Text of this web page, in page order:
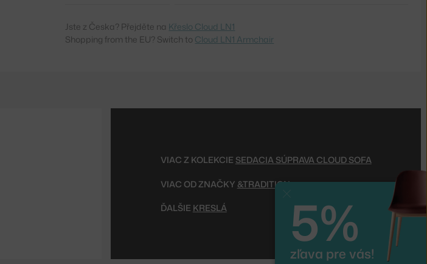
Jste z Česka? Přejděte na Křeslo Cloud LN1
Shopping from the EU? Switch to Cloud LN1 Armchair
VIAC Z KOLEKCIE SEDACIA SÚPRAVA CLOUD SOFA
VIAC OD ZNAČKY &TRADITION
ĎALŠIE KRESLÁ 5%
zľava pre vás!